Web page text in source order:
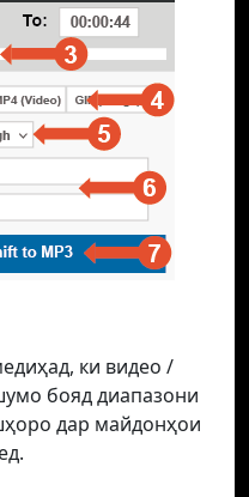
ки видео /
бояд диапазони
дар майдонҳои